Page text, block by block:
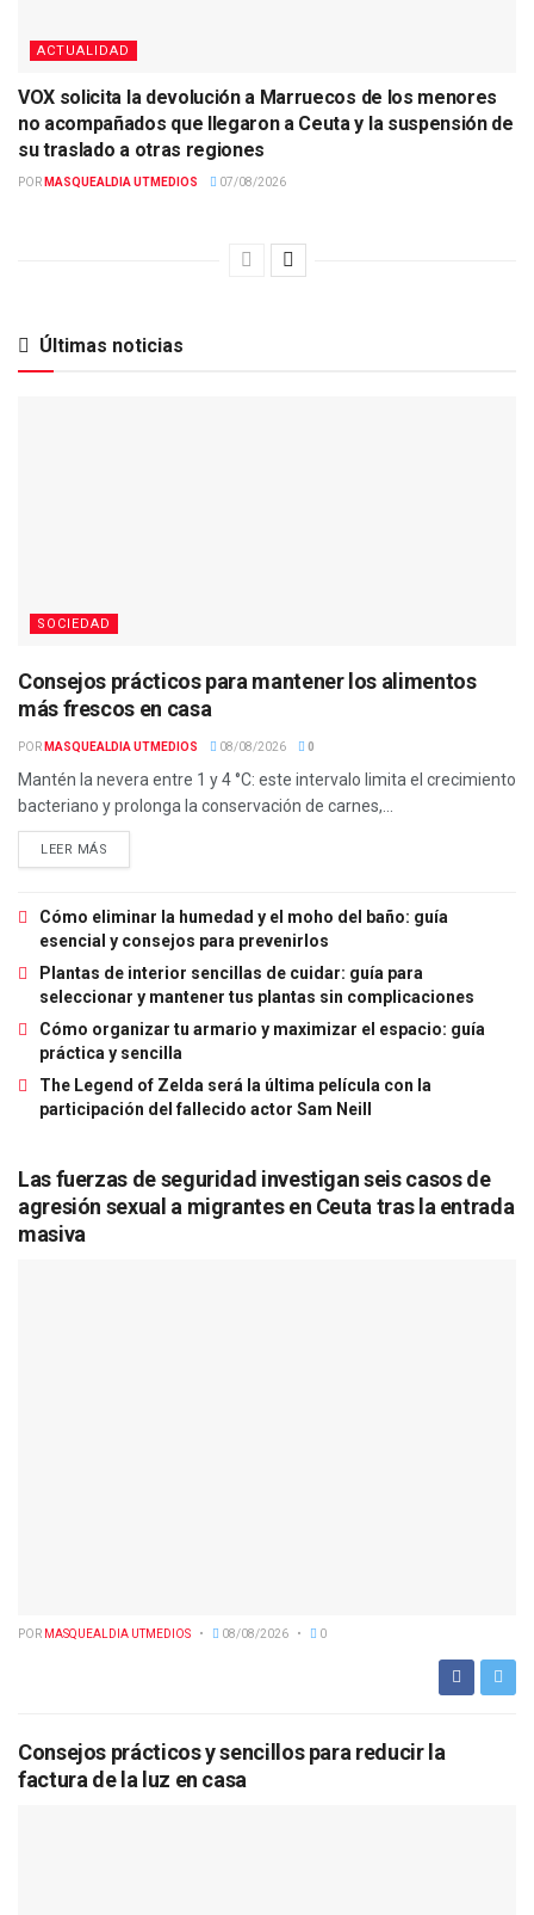
ACTUALIDAD
VOX solicita la devolución a Marruecos de los menores
no acompañados que llegaron a Ceuta y la suspensión de
su traslado a otras regiones
POR MASQUEALDIA UTMEDIOS 07/08/2026
Últimas noticias
SOCIEDAD
Consejos prácticos para mantener los alimentos
más frescos en casa
POR MASQUEALDIA UTMEDIOS 08/08/2026 0
Mantén la nevera entre 1 y 4 °C: este intervalo limita el crecimiento
bacteriano y prolonga la conservación de carnes,...
LEER MÁS
Cómo eliminar la humedad y el moho del baño: guía
esencial y consejos para prevenirlos
Plantas de interior sencillas de cuidar: guía para
seleccionar y mantener tus plantas sin complicaciones
Cómo organizar tu armario y maximizar el espacio: guía
práctica y sencilla
The Legend of Zelda será la última película con la
participación del fallecido actor Sam Neill
Las fuerzas de seguridad investigan seis casos de
agresión sexual a migrantes en Ceuta tras la entrada
masiva
POR MASQUEALDIA UTMEDIOS 08/08/2026 0
Consejos prácticos y sencillos para reducir la
factura de la luz en casa